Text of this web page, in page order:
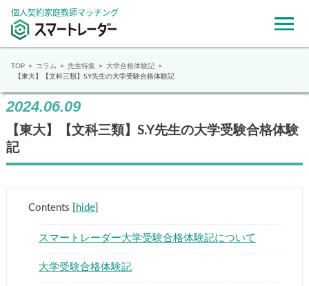
個人契約家庭教師マッチング
TOP コラム 先生特集
大学合格体験記
【東大】【文科三類】S.Y先生の大学受験合格体験記
2024.06.09
【東大】【文科三類】S.Y先生の大学受験合格体験
記
Contents hide]
スマートレーダー大学受験合格体験記について
大学受験合格体験記